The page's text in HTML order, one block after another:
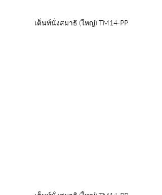
เต็นท์นั่งสมาธิ (ใหญ่) TM14-PP